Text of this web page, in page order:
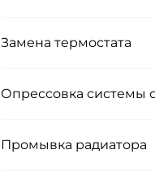
Замена термостата
Опрессовка системы
Промывка радиатора